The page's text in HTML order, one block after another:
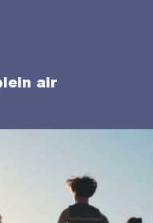
air